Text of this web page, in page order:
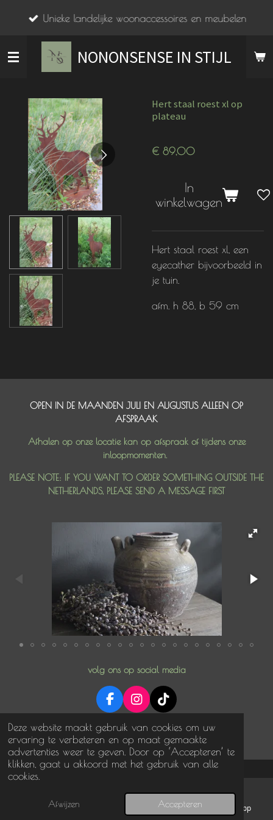
Deze website maakt gebruik van cookies om uw
ervaring te verbeteren en op maat gemaakte
advertenties weer te geven. Door op ‘Accepteren’ te
klikken, gaat u akkoord met het gebruik van alle
cookies.
Afwijzen Accepteren
de
hoofdinhoud
NONONSENSE IN STIJL
Unieke landelijke woonaccessoires en meubelen
Hert staal roest xl op
plateau
€ 89,00
In
winkelwagen
Hert staal roest xl, een
eyecather bijvoorbeeld in
je tuin.
afm. h 88, b 59 cm
OPEN IN DE MAANDEN JULI EN AUGUSTUS ALLEEN OP
AFSPRAAK
Afhalen op onze locatie kan op afspraak of tijdens onze
inloopmomenten.
PLEASE NOTE: IF YOU WANT TO ORDER SOMETHING OUTSIDE THE
NETHERLANDS, PLEASE SEND A MESSAGE FIRST
volg ons op social media
F
a
c
e
b
o
I
n
s
a
g
T
i
k
T
o
k
Powered byJouwWeb
E-mailadres Telefoonnummer WhatsApp